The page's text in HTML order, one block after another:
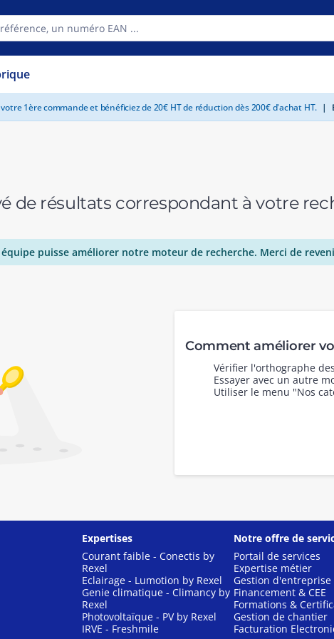
1ère commande et bénéficiez de 20€ HT de réduction dès 200€ d'achat HT. |
de résultats correspondant à votre
puisse améliorer notre moteur de recherche. Merci de
Comment améliorer
Vérifier l'orthographe
Essayer avec un autre
Utiliser le menu "Nos
Expertises
Courant faible - Conectis by
Rexel
Eclairage - Lumotion by Rexel
Genie climatique - Climancy by
Rexel
Photovoltaïque - PV by Rexel
IRVE - Freshmile
Notre offre de
Portail de services
Expertise métier
Gestion d'entreprise
Financement & CEE
Formations &
Gestion de chantier
Facturation